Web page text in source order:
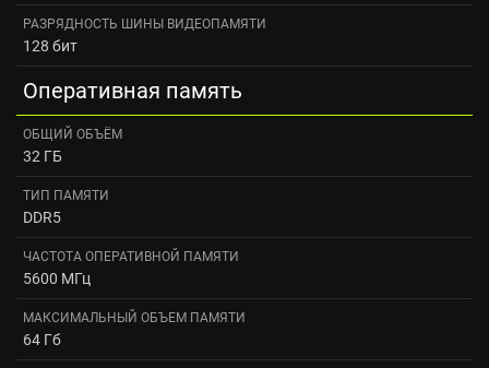
РАЗРЯДНОСТЬ ШИНЫ ВИДЕОПАМЯТИ
128 бит
Оперативная память
ОБЩИЙ ОБЪЁМ
32 ГБ
ТИП ПАМЯТИ
DDR5
ЧАСТОТА ОПЕРАТИВНОЙ ПАМЯТИ
5600 МГц
МАКСИМАЛЬНЫЙ ОБЪЕМ ПАМЯТИ
64 Гб